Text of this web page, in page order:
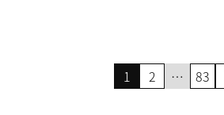
1 2 … 83